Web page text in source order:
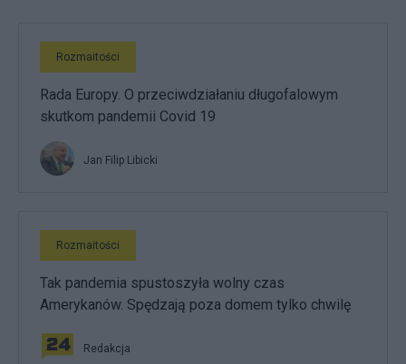
Rozmaitości
Rada Europy. O przeciwdziałaniu długofalowym
skutkom pandemii Covid 19
Jan Filip Libicki
Rozmaitości
Tak pandemia spustoszyła wolny czas
Amerykanów. Spędzają poza domem tylko chwilę
Redakcja